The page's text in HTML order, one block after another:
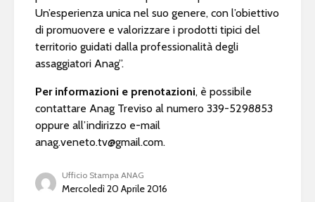
Un’esperienza unica nel suo genere, con l’obiettivo
di promuovere e valorizzare i prodotti tipici del
territorio guidati dalla professionalità degli
assaggiatori Anag”.
Per informazioni e prenotazioni, è possibile
contattare Anag Treviso al numero 339-5298853
oppure all’indirizzo e-mail
anag.veneto.tv@gmail.com.
Ufficio Stampa ANAG
Mercoledì 20 Aprile 2016